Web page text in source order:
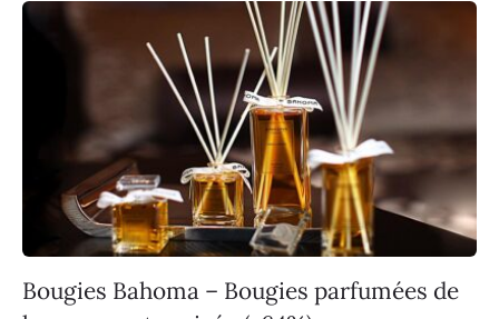
Bougies Bahoma – Bougies parfumées de